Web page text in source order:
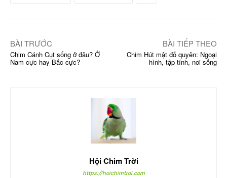
BÀI TRƯỚC
Chim Cánh Cụt sống ở đâu? Ở
Nam cực hay Bắc cực?
BÀI TIẾP THEO
Chim Hút mật đỗ quyên: Ngoại
hình, tập tính, nơi sống
Hội Chim Trời
https://hoichimtroi.com